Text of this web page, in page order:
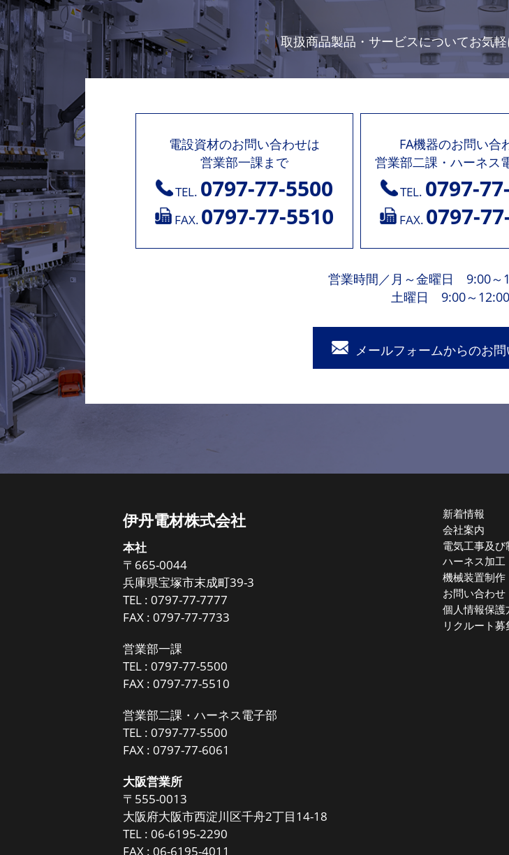
取扱商品製品・サービスについてお気
電設資材のお問い合わせは
営業部一課まで
TEL. 0797-77-5500
FAX. 0797-77-5510
FA機器のお問い合
営業部二課・ハーネス
TEL. 0797-
FAX. 0797-
営業時間 ／ 月～金曜日 9:00～
土曜日 9:00～12:00
メールフォームからのお
伊丹電材株式会社
本社
〒665-0044
兵庫県宝塚市末成町39-3
TEL :0797-77-7777
FAX : 0797-77-7733
営業部一課
TEL :0797-77-5500
FAX : 0797-77-5510
営業部二課・ハーネス電子部
TEL :0797-77-5500
FAX : 0797-77-6061
大阪営業所
〒555-0013
大阪府大阪市西淀川区千舟2丁目14-18
TEL :06-6195-2290
FAX : 06-6195-4011
新着情報
会社案内
電気工事及
ハーネス加工
機械装置制作
お問い合わせ
個人情報保護
リクルート募